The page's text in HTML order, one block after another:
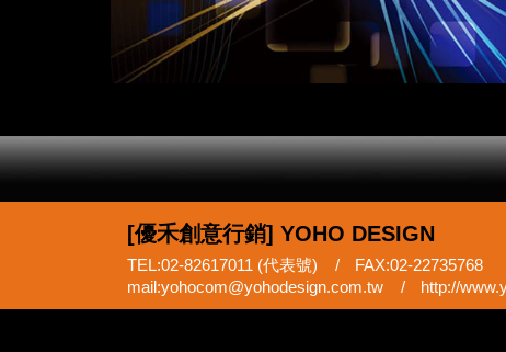
[優禾創意行銷] YOHO DESIGN
TEL:02-82617011 (代表號)
FAX:02-22735768
mail:yohocom@yohodesign.com.tw
http://